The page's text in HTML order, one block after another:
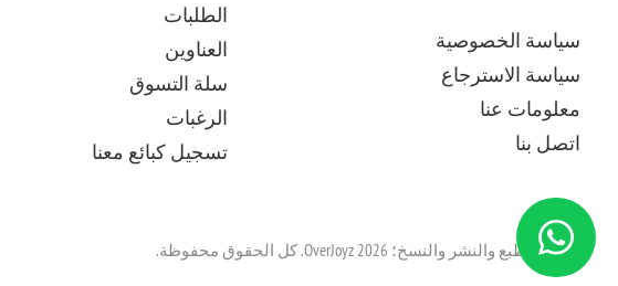
سياسة الخصوصية
سياسة الاسترجاع
معلومات عنا
اتصل بنا
الطلبات
العناوين
سلة التسوق
الرغبات
تسجيل كبائع معنا
حقوق الطبع والنشر والنسخ؛ 2026 OverJoyz. كل الحقوق محفوظة.